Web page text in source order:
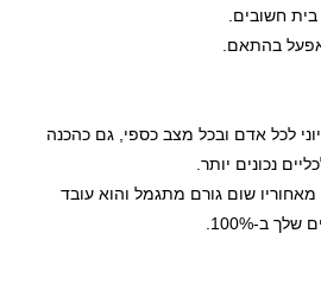
בית חשובים.
בהתאם.
לכל אדם ובכל מצב כספי, גם כהכנה
נכונים יותר.
שום גורם מתגמל והוא עובד
ב-100%.